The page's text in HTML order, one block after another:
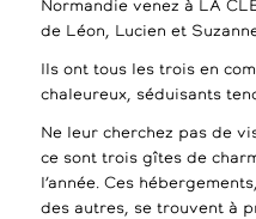
Normandie venez à LA
de Léon, Lucien et
Ils ont tous les trois en
chaleureux, séduisants
Ne leur cherchez pas de
ce sont trois gîtes de
l’année. Ces
des autres, se trouvent à